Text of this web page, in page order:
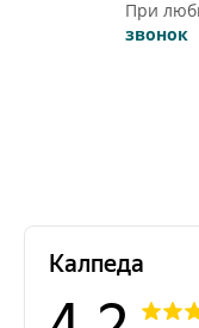
При
звонок